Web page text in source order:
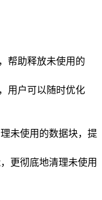
帮助释放未使用的
用户可以随时优化
未使用的数据块，提
更彻底地清理未使用